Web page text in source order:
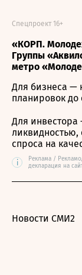
«КОРП.
Группы
метро
Спецпроект 16+
Для бизнеса —
планировок
Для инвестора
ликвидностью,
спроса на
i
Реклама /
декларация на
Новости СМИ2